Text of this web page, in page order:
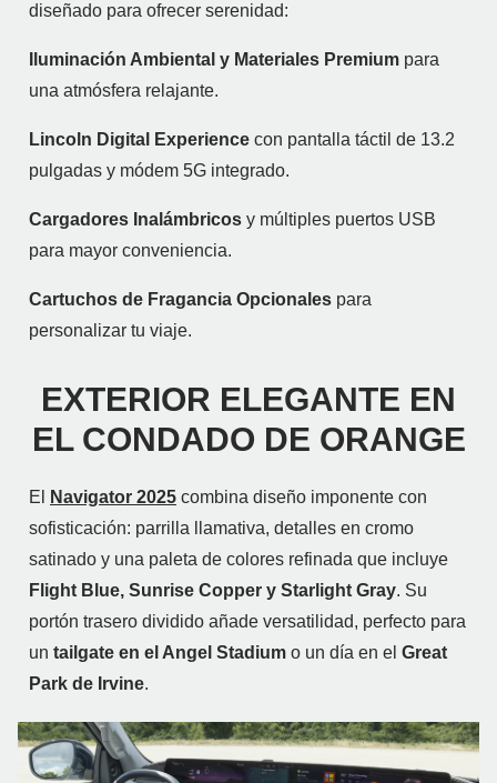
diseñado para ofrecer serenidad:
Iluminación Ambiental y Materiales Premium para
una atmósfera relajante.
Lincoln Digital Experience con pantalla táctil de 13.2
pulgadas y módem 5G integrado.
Cargadores Inalámbricos y múltiples puertos USB
para mayor conveniencia.
Cartuchos de Fragancia Opcionales para
personalizar tu viaje.
EXTERIOR ELEGANTE EN
EL CONDADO DE ORANGE
El Navigator 2025 combina diseño imponente con
sofisticación: parrilla llamativa, detalles en cromo
satinado y una paleta de colores refinada que incluye
Flight Blue, Sunrise Copper y Starlight Gray. Su
portón trasero dividido añade versatilidad, perfecto para
un tailgate en el Angel Stadium o un día en el Great
Park de Irvine.